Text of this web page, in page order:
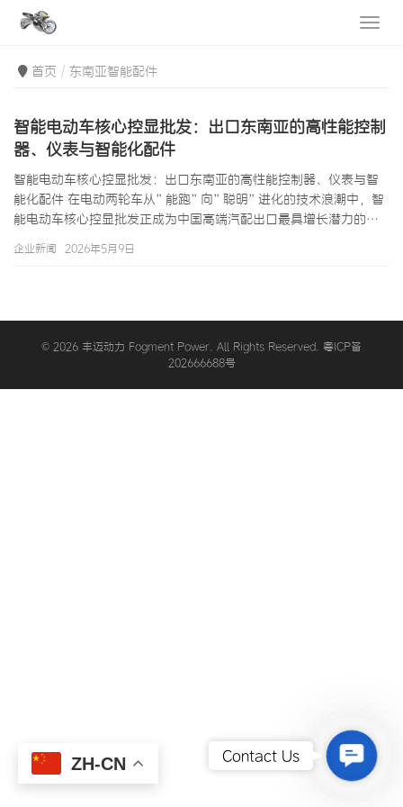
首页 东南亚智能配件
智能电动车核心控显批发：出口东南亚的高性能控制
器、仪表与智能化配件
智能电动车核心控显批发：出口东南亚的高性能控制器、仪表与智
能化配件 在电动两轮车从”能跑”向”聪明”进化的技术浪潮中，智
能电动车核心控显批发正成为中国高端汽配出口最具增长潜力的细
表盘(Instrument Cluster)作为人机交互的”窗口”、以及日益丰富的
企业新闻 2026年5月9日
© 2026 丰迈动力 Fogment Power. All Rights Reserved. 粤ICP备
202666688号
ZH-CN
Contact
Contact Us